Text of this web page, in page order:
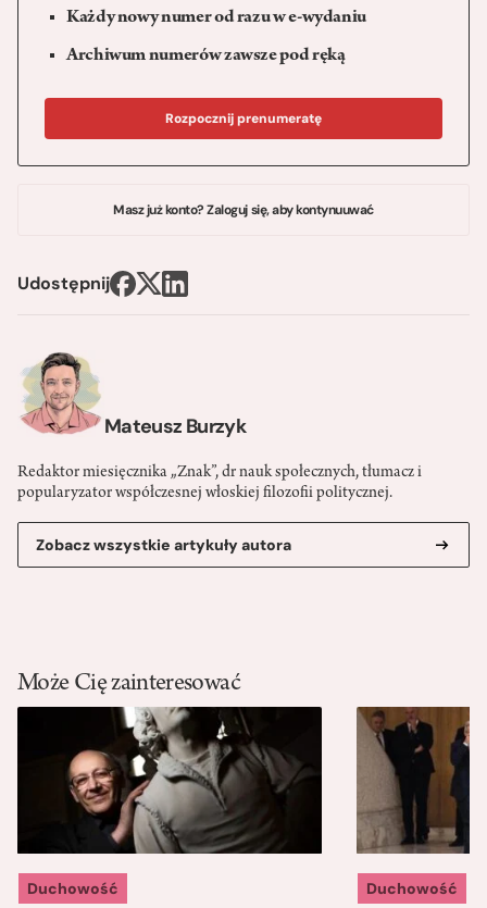
Mateusz Burzyk
Redaktor miesięcznika „Znak”, dr nauk społecznych, tłumacz i
popularyzator współczesnej włoskiej filozofii politycznej.
Zobacz wszystkie artykuły autora
Każdy nowy numer od razu w e-wydaniu
Archiwum numerów zawsze pod ręką
Rozpocznij prenumeratę
Masz już konto? Zaloguj się, aby kontynuuwać
Udostępnij
Może Cię zainteresować
Duchowość Duchowość